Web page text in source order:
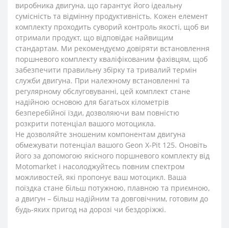
виробника двигуна, що гарантує його ідеальну
сумісність та відмінну продуктивність. Кожен елемент
комплекту проходить суворий контроль якості, щоб ви
отримали продукт, що відповідає найвищим
стандартам. Ми рекомендуємо довіряти встановлення
поршневого комплекту кваліфікованим фахівцям, щоб
забезпечити правильну збірку та тривалий термін
служби двигуна. При належному встановленні та
регулярному обслуговуванні, цей комплект стане
надійною основою для багатьох кілометрів
безперебійної їзди, дозволяючи вам повністю
розкрити потенціал вашого мотоцикла.
Не дозволяйте зношеним компонентам двигуна
обмежувати потенціал вашого Geon X-Pit 125. Оновіть
його за допомогою якісного поршневого комплекту від
Motomarket і насолоджуйтесь повним спектром
можливостей, які пропонує ваш мотоцикл. Ваша
поїздка стане більш потужною, плавною та приємною,
а двигун – більш надійним та довговічним, готовим до
будь-яких пригод на дорозі чи бездоріжжі.